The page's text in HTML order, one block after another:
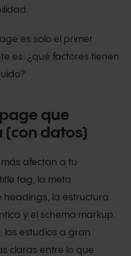
es solo el primer
es: ¿qué factores tienen
que
(con datos)
afectan a tu
tag, la meta
headings, la estructura
y el schema markup.
los estudios a gran
claras entre lo que